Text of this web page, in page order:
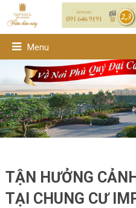
Menu
TẬN HƯỞNG
TẠI CHUNG CƯ